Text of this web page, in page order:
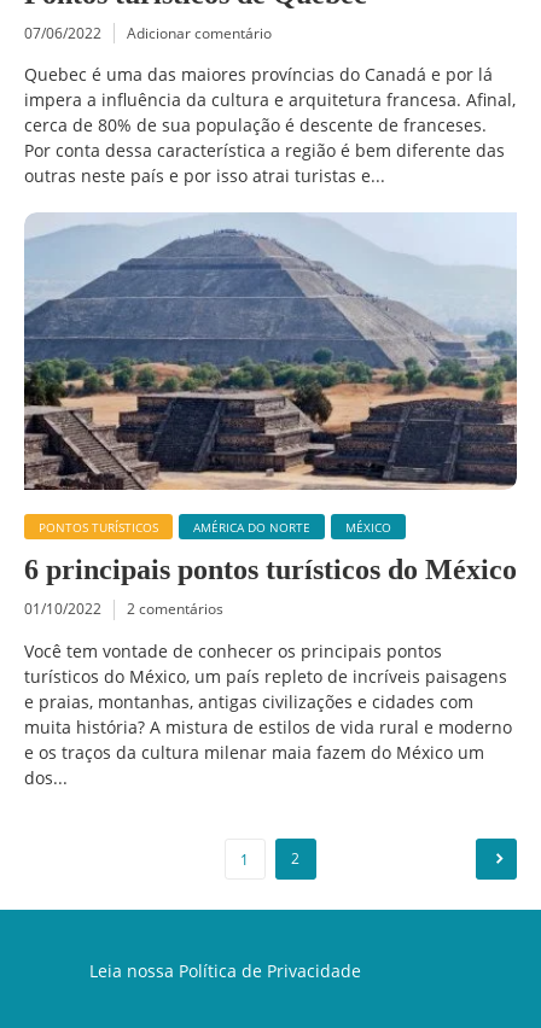
07/06/2022 Adicionar comentário
Quebec é uma das maiores províncias do Canadá e por lá
impera a influência da cultura e arquitetura francesa. Afinal,
cerca de 80% de sua população é descente de franceses.
Por conta dessa característica a região é bem diferente das
outras neste país e por isso atrai turistas e...
PONTOS TURÍSTICOS AMÉRICA DO NORTE MÉXICO
6 principais pontos turísticos do México
01/10/2022 2 comentários
Você tem vontade de conhecer os principais pontos
turísticos do México, um país repleto de incríveis paisagens
e praias, montanhas, antigas civilizações e cidades com
muita história? A mistura de estilos de vida rural e moderno
e os traços da cultura milenar maia fazem do México um
dos...
de
posts
1 2
Leia nossa Política de Privacidade